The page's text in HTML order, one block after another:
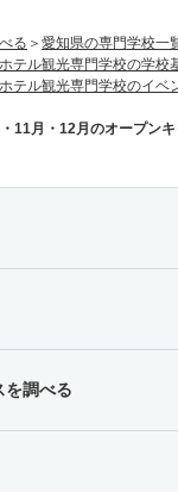
る
愛知県の専門学校一
テル観光専門学校の学校
テル観光専門学校のイ
11月・12月のオープン
を調べる